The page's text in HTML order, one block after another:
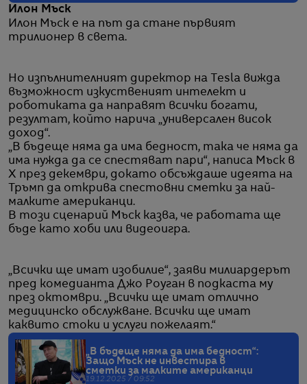
Илон Мъск
Илон Мъск е на път да стане първият
трилионер в света.
Но изпълнителният директор на Tesla вижда
възможност изкуственият интелект и
роботиката да направят всички богати,
резултат, който нарича „универсален висок
доход“.
„В бъдеще няма да има бедност, така че няма да
има нужда да се спестяват пари“, написа Мъск в
X през декември, докато обсъждаше идеята на
Тръмп да открива спестовни сметки за най-
малките американци.
В този сценарий Мъск казва, че работата ще
бъде като хоби или видеоигра.
„Всички ще имат изобилие“, заяви милиардерът
пред комедианта Джо Роуган в подкаста му
през октомври. „Всички ще имат отлично
медицинско обслужване. Всички ще имат
каквито стоки и услуги пожелаят.“
„В бъдеще няма да има бедност“:
Защо Мъск не инвестира в
сметки за малките американци
19.12.2025 / 09:52